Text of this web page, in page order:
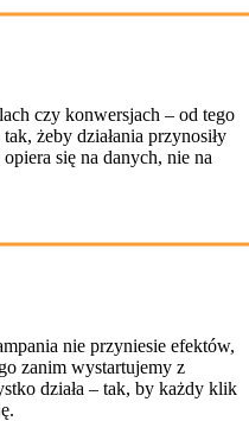
czy konwersjach – od tego
żeby działania przynosiły
się na danych, nie na
nie przyniesie efektów,
zanim wystartujemy z
działa – tak, by każdy klik